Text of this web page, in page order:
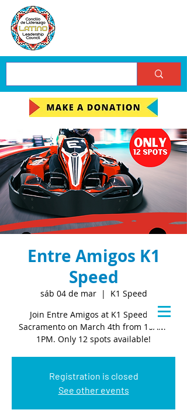
Entre Amigos K1
Speed
sáb 04 de mar
  |
K1 Speed
Join Entre Amigos at K1 Speed in
Sacramento on March 4th from 10AM-
1PM. Only 12 spots available!
Registration is closed
See other events